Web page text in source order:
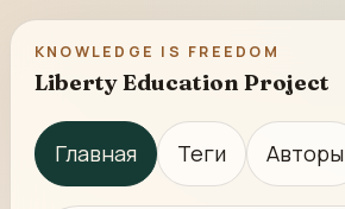
KNOWLEDGE IS FREEDOM
Liberty Education Project
Главная Теги Авторы